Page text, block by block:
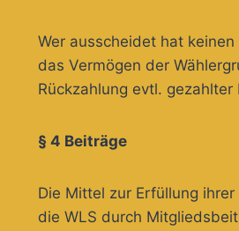
Wer ausscheidet hat
das Vermögen der
Rückzahlung evtl. gezahlter
§ 4 Beiträge
Die Mittel zur Erfüllung
die WLS durch